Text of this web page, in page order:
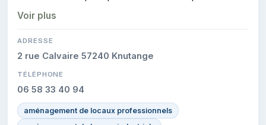
travaux de architecture d'intérieur.
Voir plus
ADRESSE
2 rue Calvaire 57240 Knutange
TÉLÉPHONE
06 58 33 40 94
aménagement de locaux professionnels